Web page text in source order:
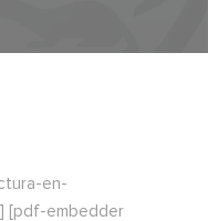
en-
[pdf-embedder